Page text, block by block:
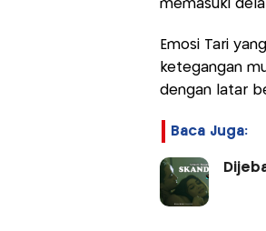
memasuki
Emosi Tari
ketegangan
dengan latar
Baca Juga: